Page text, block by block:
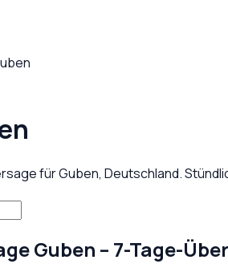
fürGuben, Deutschland.
Guben – 7-Tage-